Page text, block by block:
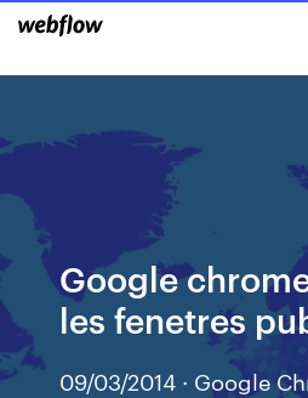
Google
les fenetres
09/03/2014 · Google